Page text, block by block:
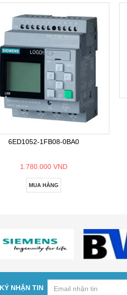
6ED1052-1FB08-0BA0
1.780.000 VND
MUA HÀNG
NHẬN TIN